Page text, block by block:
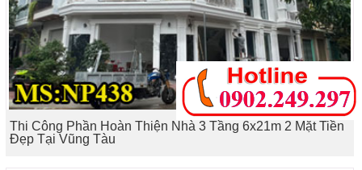
Thi Công Phần Hoàn Thiện Nhà 3 Tầng 6x21m 2 Mặt Tiền
Đẹp Tại Vũng Tàu